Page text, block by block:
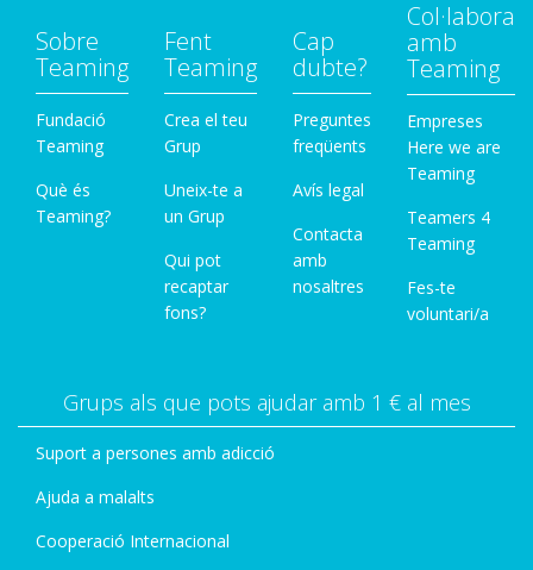
Sobre
Teaming
Fundació
Teaming
Què és
Teaming?
Fent
Teaming
Crea el teu
Grup
Uneix-te a
un Grup
Qui pot
recaptar
fons?
Cap
dubte?
Preguntes
freqüents
Avís legal
Contacta
amb
nosaltres
Col·labora
amb
Teaming
Empreses
Here we are
Teaming
Teamers 4
Teaming
Fes-te
voluntari/a
Grups als que pots ajudar amb 1 € al mes
Suport a persones amb adicció
Ajuda a malalts
Cooperació Internacional